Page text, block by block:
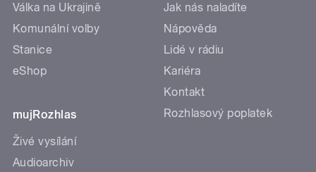
Válka na Ukrajině
Komunální volby
Stanice
eShop
mujRozhlas
Živé vysílání
Audioarchiv
Jak nás naladíte
Nápověda
Lidé v rádiu
Kariéra
Kontakt
Rozhlasový poplatek